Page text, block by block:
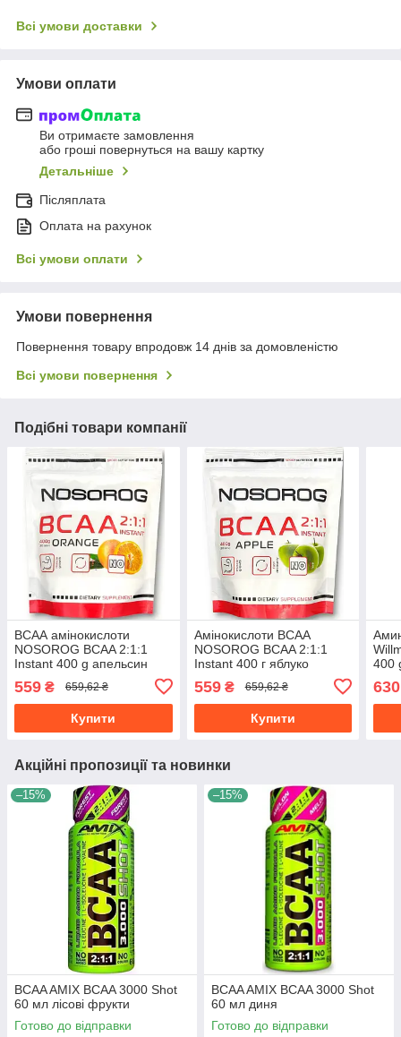
Всі умови доставки
Умови оплати
Ви отримаєте замовлення
або гроші повернуться на вашу картку
Детальніше
Післяплата
Оплата на рахунок
Всі умови оплати
Умови повернення
Повернення товару впродовж 14 днів за домовленістю
Всі умови повернення
Подібні товари компанії
ВСАА амінокислоти
NOSOROG BCAA 2:1:1
Instant 400 g апельсин
559 ₴ 659,62 ₴
Купити
Амінокислоти ВСАА
NOSOROG BCAA 2:1:1
Instant 400 г яблуко
559₴ 659,62 ₴
Купити
400
630
Акційні пропозиції та новинки
–15%
BCAA AMIX BCAA 3000 Shot
60 мл лісові фрукти
Готово до відправки
–15%
BCAA AMIX BCAA 3000 Shot
60 мл диня
Готово до відправки